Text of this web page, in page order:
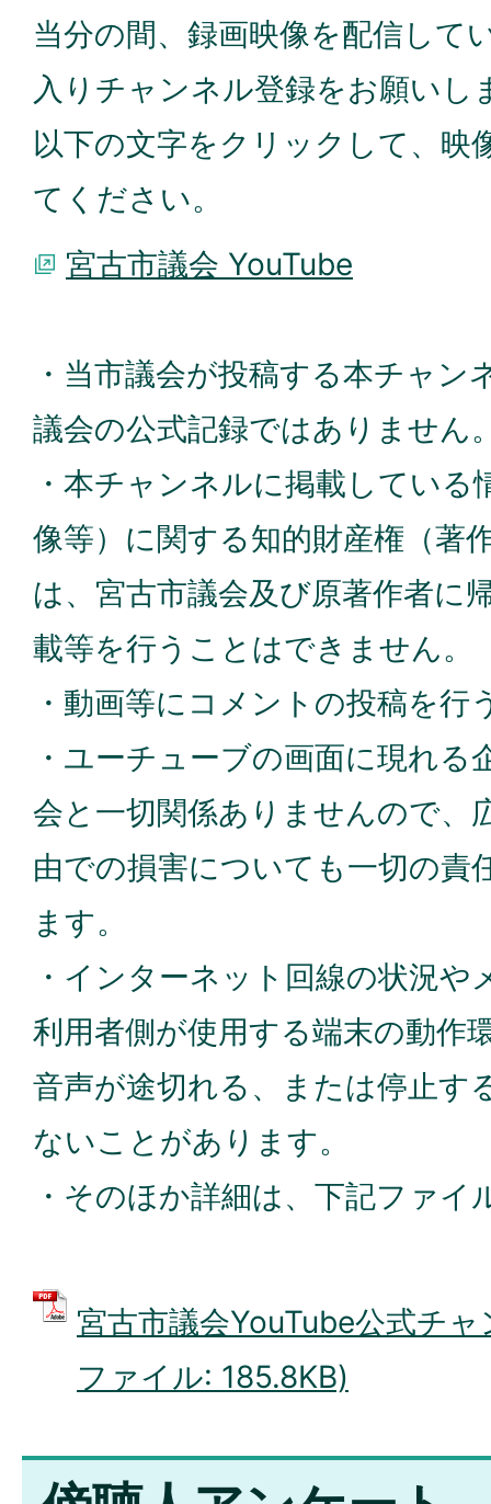
当分の間、録画映像を配信して
入りチャンネル登録をお願いし
以下の文字をクリックして、映
てください。
宮古市議会 YouTube
・当市議会が投稿する本チャン
議会の公式記録ではありません
・本チャンネルに掲載している
像等）に関する知的財産権（著
は、宮古市議会及び原著作者に
載等を行うことはできません。
・動画等にコメントの投稿を
・ユーチューブの画面に現れる
会と一切関係ありませんので、
由での損害についても一切の責
ます。
・インターネット回線の状況
利用者側が使用する端末の動作
音声が途切れる、または停止す
ないことがあります。
・そのほか詳細は、下記ファイ
宮古市議会YouTube公式チ
ファイル: 185.8KB)